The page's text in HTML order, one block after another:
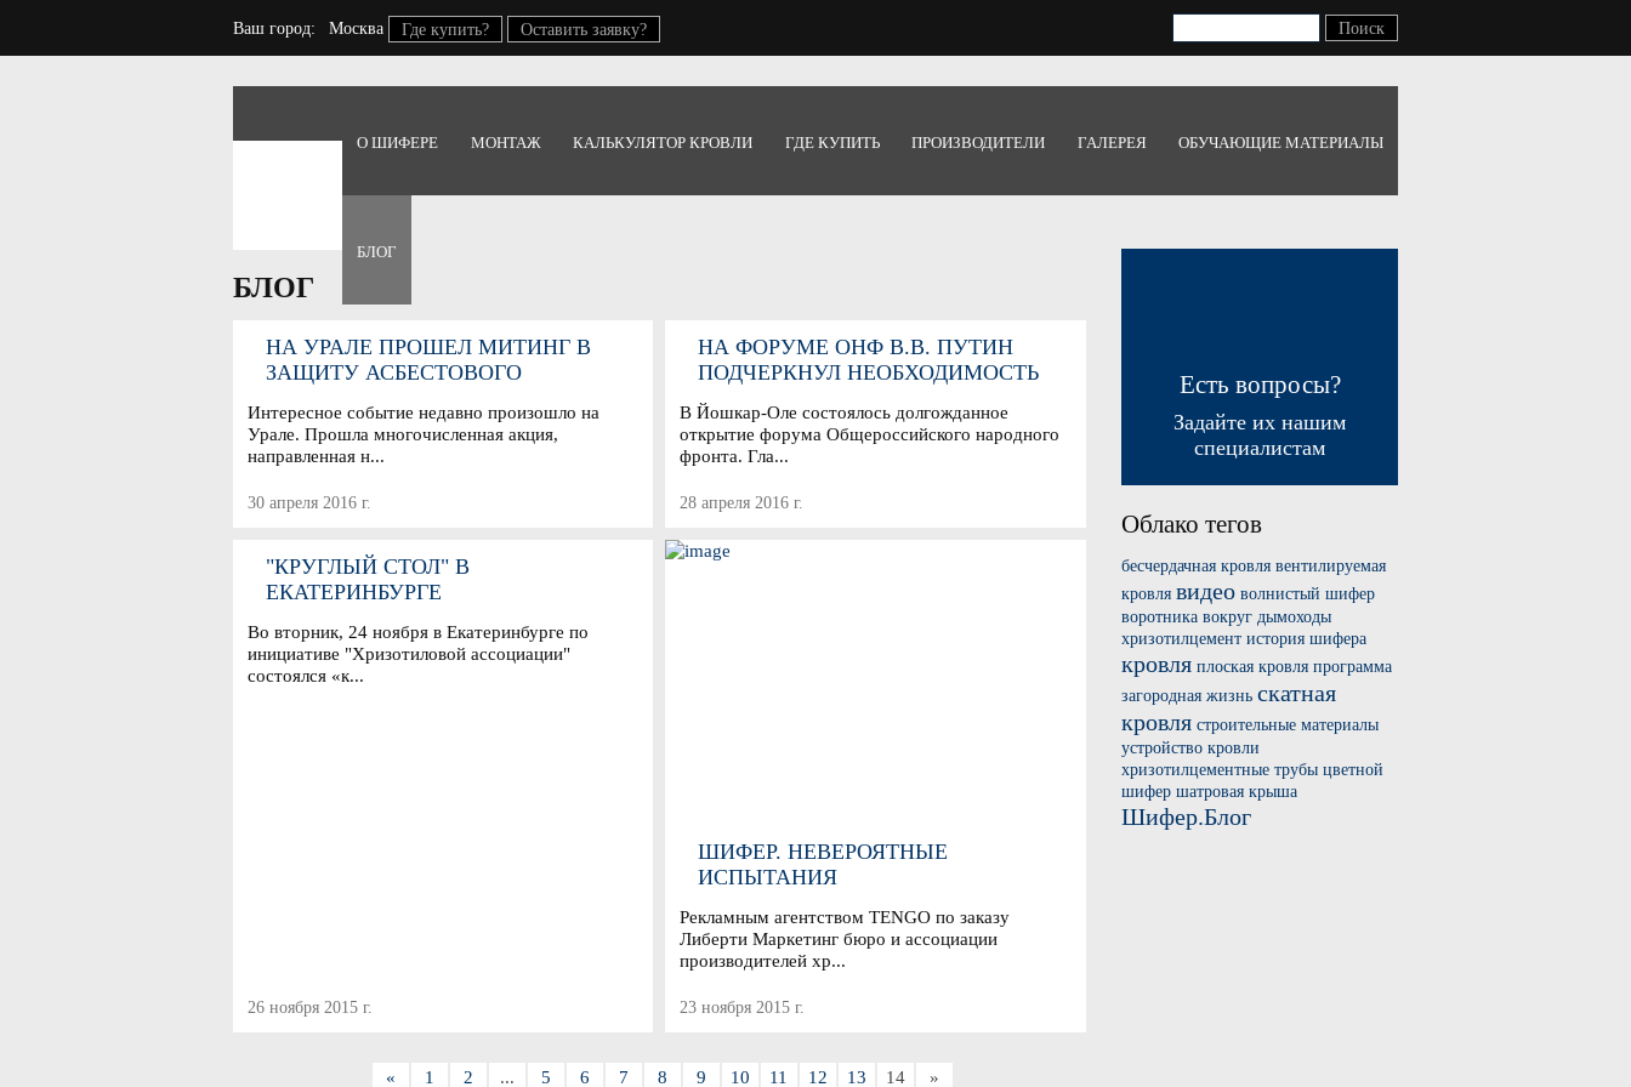
Ваш город: Москва Где купить? Оставить заявку?
О ШИФЕРЕ МОНТАЖ КАЛЬКУЛЯТОР КРОВЛИ ГДЕ КУПИТЬ ПРОИЗВОДИТЕЛИ ГАЛЕРЕЯ ОБУЧАЮЩИЕ МАТЕРИАЛЫ
БЛОГ
БЛОГ
НА УРАЛЕ ПРОШЕЛ МИТИНГ В
ЗАЩИТУ АСБЕСТОВОГО
Интересное событие недавно произошло на
Урале. Прошла многочисленная акция,
направленная н...
30 апреля 2016 г.
НА ФОРУМЕ ОНФ В.В. ПУТИН
ПОДЧЕРКНУЛ НЕОБХОДИМОСТЬ
РАЗВИТИЯ ЖКХ
В Йошкар-Оле состоялось долгожданное
открытие форума Общероссийского народного
фронта. Гла...
28 апреля 2016 г.
"КРУГЛЫЙ СТОЛ" В
ЕКАТЕРИНБУРГЕ
Во вторник, 24 ноября в Екатеринбурге по
инициативе "Хризотиловой ассоциации"
состоялся «к...
26 ноября 2015 г.
ШИФЕР. НЕВЕРОЯТНЫЕ
ИСПЫТАНИЯ
Рекламным агентством TENGO по заказу
Либерти Маркетинг бюро и ассоциации
производителей хр...
23 ноября 2015 г.
« 1 2 ... 5 6 7 8 9 10 11 12 13 14 »
Есть вопросы?
Задайте их нашим
специалистам
Облако тегов
бесчердачная кровля вентилируемая
кровля видео волнистый шифер
воротника вокруг дымоходы
хризотилцемент история шифера
кровля плоская кровля программа
загородная жизнь скатная
кровля строительные материалы
устройство кровли
хризотилцементные трубы цветной
шифер шатровая крыша
Шифер.Блог